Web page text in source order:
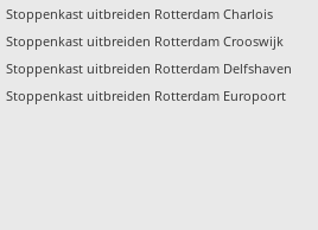
Stoppenkast uitbreiden Rotterdam Charlois
Stoppenkast uitbreiden Rotterdam Crooswijk
Stoppenkast uitbreiden Rotterdam Delfshaven
Stoppenkast uitbreiden Rotterdam Europoort